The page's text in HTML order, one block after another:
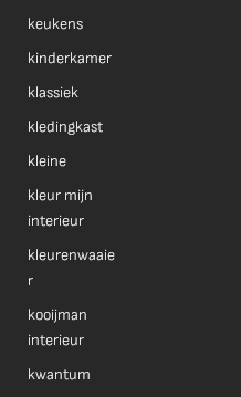
keukens
kinderkamer
klassiek
kledingkast
kleine
kleur mijn
interieur
kleurenwaaie
r
kooijman
interieur
kwantum